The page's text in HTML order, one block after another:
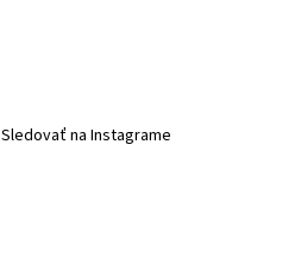
Sledovať na Instagrame